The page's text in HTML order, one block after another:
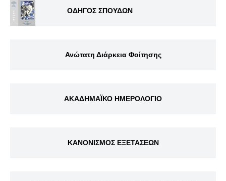
ΟΔΗΓΟΣ ΣΠΟΥΔΩΝ
Ανώτατη Διάρκεια Φοίτησης
ΑΚΑΔΗΜΑΪΚΟ ΗΜΕΡΟΛΟΓΙΟ
ΚΑΝΟΝΙΣΜΟΣ ΕΞΕΤΑΣΕΩΝ